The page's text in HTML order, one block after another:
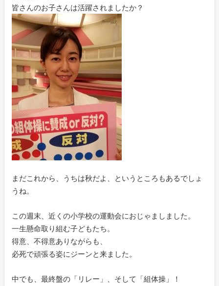
皆さんのお子さんは活躍されましたか？
まだこれから、うちは秋だよ、というところもあるでしょ
うね。
この週末、近くの小学校の運動会におじゃましました。
一生懸命取り組む子どもたち。
得意、不得意ありながらも、
必死で頑張る姿にジーンと来ました。
中でも、最終盤の「リレー」、そして「組体操」！